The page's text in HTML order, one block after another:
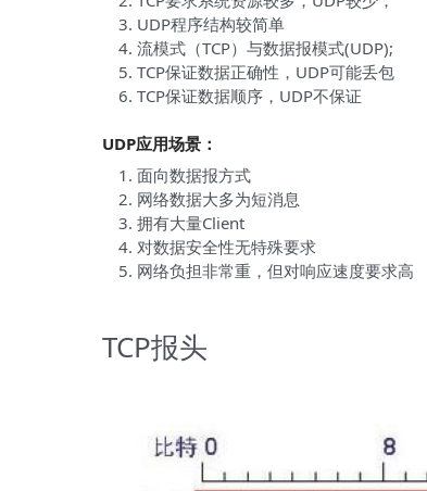
UDP程序结构较简单
流模式（TCP）与数据报模式(UDP);
TCP保证数据正确性，UDP可能丢包
TCP保证数据顺序，UDP不保证
UDP应用场景：
面向数据报方式
网络数据大多为短消息
拥有大量Client
对数据安全性无特殊要求
网络负担非常重，但对响应速度要求高
TCP报头